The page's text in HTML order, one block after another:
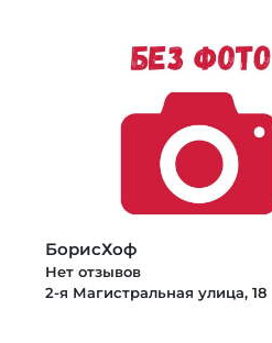
БорисХоф
Нет отзывов
2-я Магистральная улица, 18